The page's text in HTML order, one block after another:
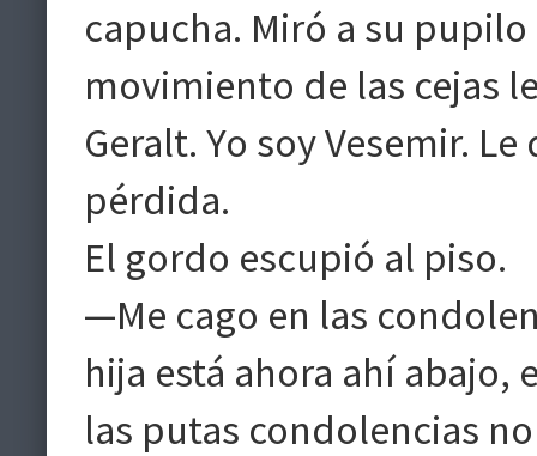
capucha. Miró a su
movimiento de las cejas
Geralt. Yo soy Vesemir.
pérdida.
El gordo escupió al piso.
—Me cago en las
hija está ahora ahí abajo,
las putas condolencias